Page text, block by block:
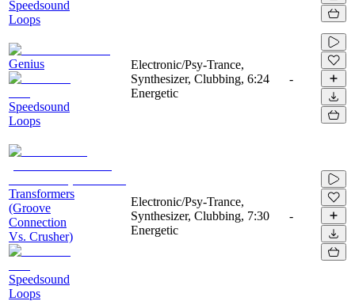
Speedsound
Loops
Genius
Speedsound
Loops
Electronic/Psy-Trance,
Synthesizer, Clubbing,
Energetic
6:24 -
Transformers
(Groove
Connection
Vs. Crusher)
Speedsound
Loops
Electronic/Psy-Trance,
Synthesizer, Clubbing,
Energetic
7:30 -